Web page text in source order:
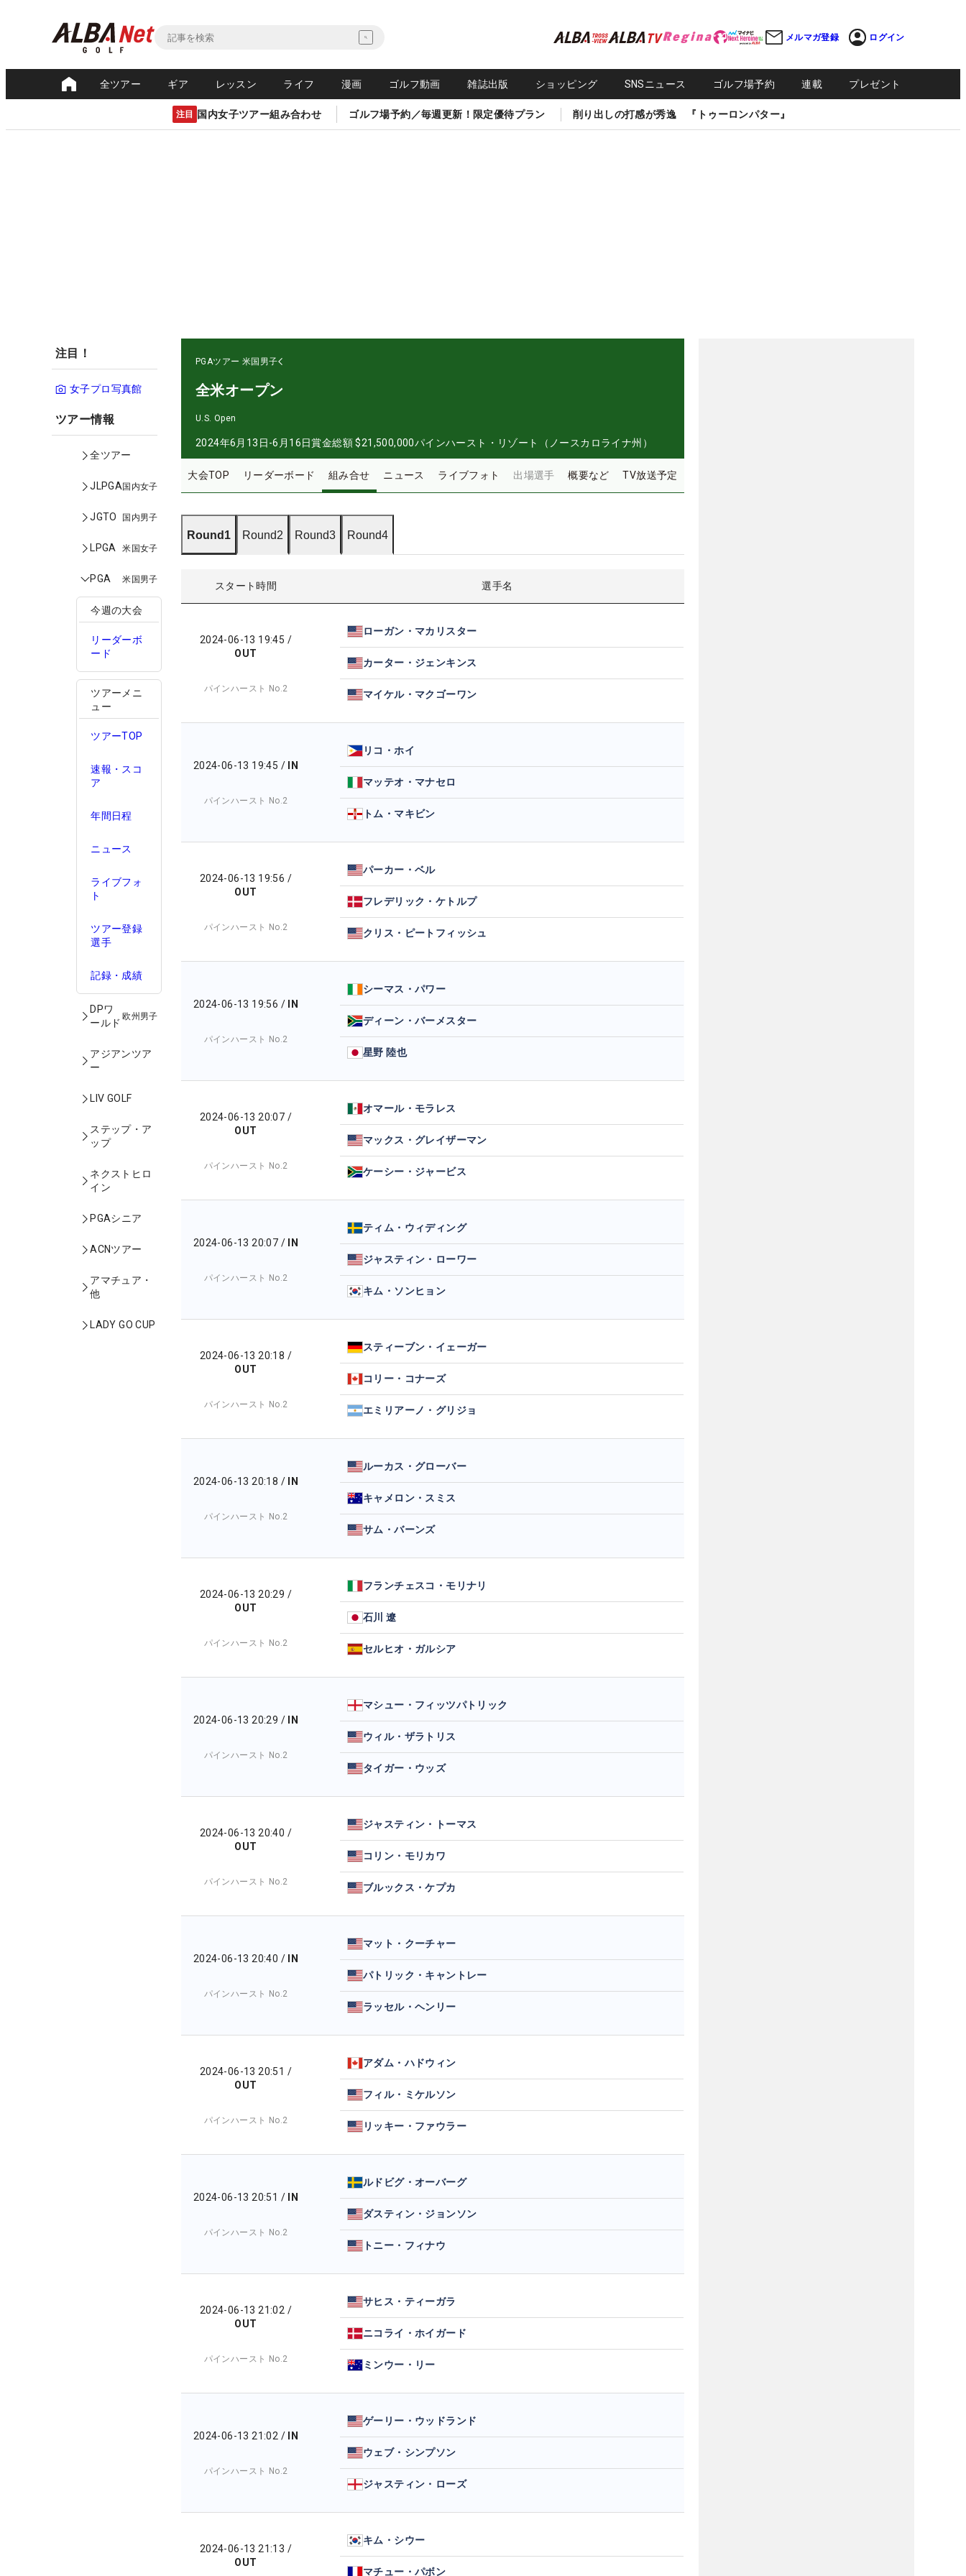
メルマガ登録 ログイン
全ツアー ギア レッスン ライフ 漫画 ゴルフ動画 雑誌出版 ショッピング SNSニュース ゴルフ場予約 連載 プレゼント
注目 国内女子ツアー組み合わせ ゴルフ場予約／毎週更新！限定優待プラン 削り出しの打感が秀逸 『トゥーロンパター』
注目！
女子プロ写真館
ツアー情報
全ツアー
JLPGA国内女子
JGTO 国内男子
LPGA 米国女子
PGA 米国男子
今週の大会
リーダーボ
ード
ツアーメニ
ュー
ツアーTOP
速報・スコ
ア
年間日程
ニュース
ライブフォ
ト
ツアー登録
選手
記録・成績
DPワ
ールド
欧州男子
アジアンツア
ー
LIV GOLF
ステップ・ア
ップ
ネクストヒロ
イン
PGAシニア
ACNツアー
アマチュア・
他
LADY GO CUP
PGAツアー 米国男子
全米オープン
U.S. Open
2024年6月13日-6月16日賞金総額 $21,500,000パインハースト・リゾート（ノースカロライナ州）
大会TOP リーダーボード 組み合せ ニュース ライブフォト 出場選手 概要など TV放送予定
Round1 Round2 Round3 Round4
スタート時間 選手名
2024-06-13 19:45 /
OUT
パインハースト No.2
ローガン・マカリスター
カーター・ジェンキンス
マイケル・マクゴーワン
2024-06-13 19:45 / IN
パインハースト No.2
リコ・ホイ
マッテオ・マナセロ
トム・マキビン
2024-06-13 19:56 /
OUT
パインハースト No.2
パーカー・ベル
フレデリック・ケトルプ
クリス・ピートフィッシュ
2024-06-13 19:56 / IN
パインハースト No.2
シーマス・パワー
ディーン・バーメスター
星野 陸也
2024-06-13 20:07 /
OUT
パインハースト No.2
オマール・モラレス
マックス・グレイザーマン
ケーシー・ジャービス
2024-06-13 20:07 / IN
パインハースト No.2
ティム・ウィディング
ジャスティン・ローワー
キム・ソンヒョン
2024-06-13 20:18 /
OUT
パインハースト No.2
スティーブン・イェーガー
コリー・コナーズ
エミリアーノ・グリジョ
2024-06-13 20:18 / IN
パインハースト No.2
ルーカス・グローバー
キャメロン・スミス
サム・バーンズ
2024-06-13 20:29 /
OUT
パインハースト No.2
フランチェスコ・モリナリ
石川 遼
セルヒオ・ガルシア
2024-06-13 20:29 / IN
パインハースト No.2
マシュー・フィッツパトリック
ウィル・ザラトリス
タイガー・ウッズ
2024-06-13 20:40 /
OUT
パインハースト No.2
ジャスティン・トーマス
コリン・モリカワ
ブルックス・ケプカ
2024-06-13 20:40 / IN
パインハースト No.2
マット・クーチャー
パトリック・キャントレー
ラッセル・ヘンリー
2024-06-13 20:51 /
OUT
パインハースト No.2
アダム・ハドウィン
フィル・ミケルソン
リッキー・ファウラー
2024-06-13 20:51 / IN
パインハースト No.2
ルドビグ・オーバーグ
ダスティン・ジョンソン
トニー・フィナウ
2024-06-13 21:02 /
OUT
パインハースト No.2
サヒス・ティーガラ
ニコライ・ホイガード
ミンウー・リー
2024-06-13 21:02 / IN
パインハースト No.2
ゲーリー・ウッドランド
ウェブ・シンプソン
ジャスティン・ローズ
2024-06-13 21:13 /
OUT
キム・シウー
マチュー・パボン